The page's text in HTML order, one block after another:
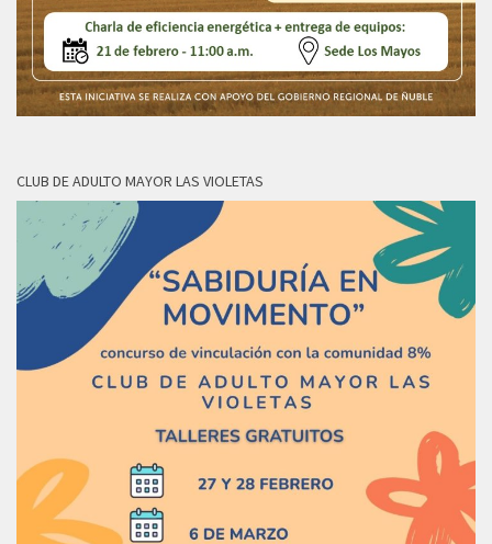
CLUB DE ADULTO MAYOR LAS VIOLETAS